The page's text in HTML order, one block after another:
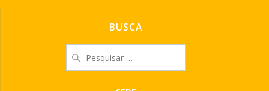
BUSCA
por: